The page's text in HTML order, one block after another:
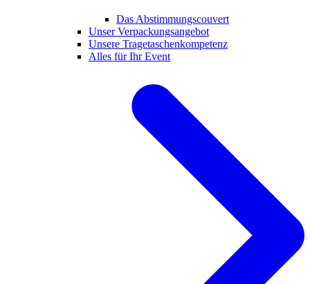
Das Abstimmungscouvert
Unser Verpackungsangebot
Unsere Tragetaschenkompetenz
Alles für Ihr Event